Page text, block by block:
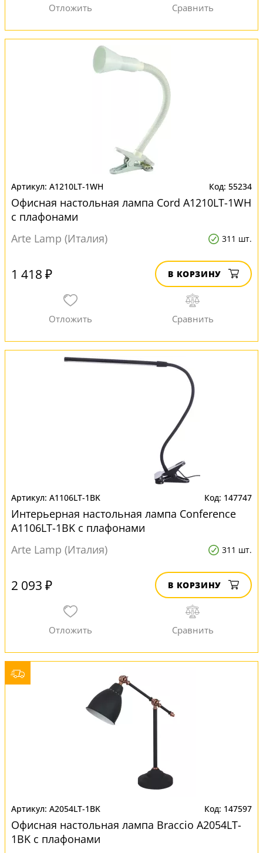
A1210LT-1WH 55234
Офисная настольная лампа Cord A1210LT-1WH
с плафонами
Arte Lamp (Италия)
311 шт.
1 418 ₽ В КОРЗИНУ
A1106LT-1BK 147747
Интерьерная настольная лампа Conference
A1106LT-1BK с плафонами
Arte Lamp (Италия)
311 шт.
2 093 ₽ В КОРЗИНУ
A2054LT-1BK 147597
Офисная настольная лампа Braccio A2054LT-
1BK с плафонами